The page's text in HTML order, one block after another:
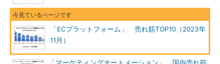
「ECプラットフォーム」 売れ筋TOP10（2023年
11月）